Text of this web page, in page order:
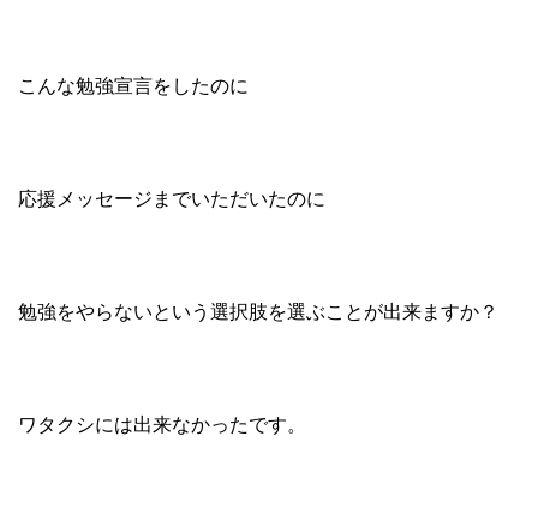
こんな勉強宣言をしたのに
応援メッセージまでいただいたのに
勉強をやらないという選択肢を選ぶことが出来ますか？
ワタクシには出来なかったです。